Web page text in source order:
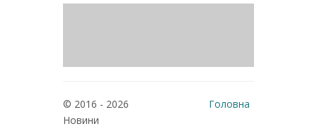
© 2016 - 2026
Новини
Головна